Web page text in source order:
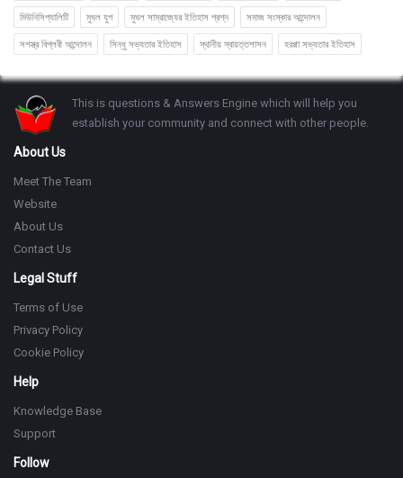
মিউনিসিপ্যালিটি
মুঘল যুগ মুঘল সাম্রাজ্যের ইতিহাস প্রশ্ন
সমাজ সংস্কার আন্দোলন
সশস্ত্র বিপ্লবী আন্দোলন
সিন্ধু সভ্যতার ইতিহাস স্থানীয় স্বায়ত্তশাসন হরপ্পা সভ্যতার ইতিহাস
Footer
This is questions & Answers Engine which will help you
establish your community and connect with other people.
About Us
Meet The Team
Website
About Us
Contact Us
Legal Stuff
Terms of Use
Privacy Policy
Cookie Policy
Help
Knowledge Base
Support
Follow